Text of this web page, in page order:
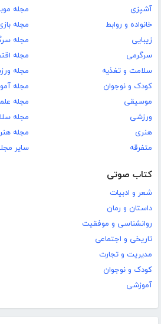
آشپزی
خانواده و روابط
زیبایی
سرگرمی
سلامت و تغذیه
کودک و نوجوان
موسیقی
ورزشی
هنری
متفرقه
مجله
مجله
مجله
مجله
مجله
مجله
مجله
مجله
مجله
سایر
کتاب صوتی
شعر و ادبیات
داستان و رمان
روانشناسی و موفقیت
تاریخی و اجتماعی
مدیریت و تجارت
کودک و نوجوان
آموزشی